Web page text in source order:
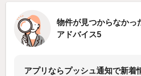
物件が見つからなかっ
アドバイス5
アプリならプッシュ通知で新着